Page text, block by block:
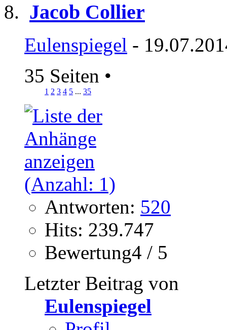
Jacob Collier
Eulenspiegel -
35 Seiten •
1 2 3 4 5 ... 35
Antworten: 520
Hits: 239.747
Bewertung4 / 5
Letzter Beitrag von
Eulenspiegel